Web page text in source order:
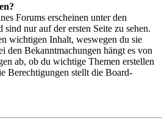
Forums erscheinen unter den
nur auf der ersten Seite zu sehen.
wichtigen Inhalt, weswegen du sie
den Bekanntmachungen hängt es von
ab, ob du wichtige Themen erstellen
Berechtigungen stellt die Board-